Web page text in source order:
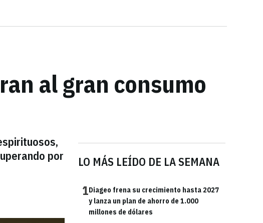
al gran consumo
por
LO MÁS LEÍDO DE LA SEMANA
1Diageo frena su crecimiento hasta 2027
y lanza un plan de ahorro de 1.000
millones de dólares